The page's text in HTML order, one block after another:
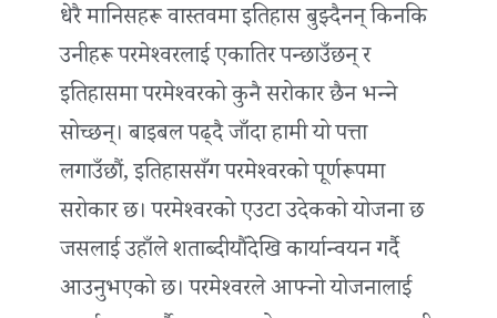
धेरै मानिसहरू वास्तवमा इतिहास बुझ्दैनन् किनकि
उनीहरू परमेश्‍वरलाई एकातिर पन्छाउँछन् र
इतिहासमा परमेश्‍वरको कुनै सरोकार छैन भन्‍ने
सोच्छन्। बाइबल पढ्दै जाँदा हामी यो पत्ता
लगाउँछौं, इतिहाससँग परमेश्‍वरको पूर्णरूपमा
सरोकार छ। परमेश्‍वरको एउटा उदेकको योजना छ
जसलाई उहाँले शताब्दीयौंदेखि कार्यान्वयन गर्दै
आउनुभएको छ। परमेश्‍वरले आफ्नो योजनालाई